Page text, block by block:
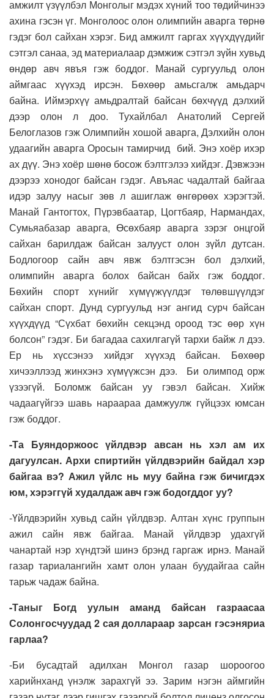
амжилт үзүүлбэл Монголыг мэдэх хүний тоо төдийчинээ
ахина гэсэн үг. Монголоос олон олимпийн аварга төрнө
гэдэг бол сайхан хэрэг. Бид амжилт гаргах хүүхдүүдийг
сэтгэл санаа, эд материалаар дэмжиж сэтгэл зүйн хувьд
өндөр авч явъя гэж боддог. Манай сургуульд олон
аймгаас хүүхэд ирсэн. Бөхөөр амьсгалж амьдарч
байна. Иймэрхүү амьдралтай байсан бөхчүүд дэлхий
дээр олон л доо. Тухайлбал Анатолий Сергей
Белоглазов гэж Олимпийн хошой аварга, Дэлхийн олон
удаагийн аварга Оросын тамирчид бий. Энэ хоёр ихэр
ах дүү. Энэ хоёр шөнө босож бэлтгэлээ хийдэг. Дэвжээн
дээрээ хонодог байсан гэдэг. Авъяас чадалтай байгаа
идэр залуу насыг зөв л ашиглаж өнгөрөөх хэрэгтэй.
Манай Гантогтох, Пүрэвбаатар, Цогтбаяр, Нармандах,
Сумьяабазар аварга, Өсөхбаяр аварга зэрэг онцгой
сайхан барилдаж байсан залууст олон зүйл дутсан.
Бодлогоор сайн авч явж бэлтгэсэн бол дэлхий,
олимпийн аварга болох байсан байх гэж боддог.
Бөхийн спорт хүнийг хүмүүжүүлдэг төлөвшүүлдэг
сайхан спорт. Дунд сургуульд нэг ангид сурч байсан
хүүхдүүд “Сүхбат бөхийн секцэнд ороод тэс өөр хүн
болсон” гэдэг. Би багадаа сахилгагүй тархи байж л дээ.
Ер нь хүссэнээ хийдэг хүүхэд байсан. Бөхөөр
хичээллээд жинхэнэ хүмүүжсэн дээ. Би олимпод орж
үзээгүй. Боломж байсан уу гэвэл байсан. Хийж
чадаагүйгээ шавь нараараа дамжуулж гүйцээх юмсан
гэж боддог.
-Та Буяндоржоос үйлдвэр авсан нь хэл ам их
дагуулсан. Архи спиртийн үйлдвэрийн байдал хэр
байгаа вэ? Ажил үйлс нь муу байна гэж бичигдэх
юм, хэрэггүй худалдаж авч гэж бодогддог уу?
-Үйлдвэрийн хувьд сайн үйлдвэр. Алтан хүнс группын
ажил сайн явж байгаа. Манай үйлдвэр удахгүй
чанартай нэр хүндтэй шинэ брэнд гаргаж ирнэ. Манай
газар тариалангийн хамт олон улаан буудайгаа сайн
тарьж чадаж байна.
-Таныг Богд уулын аманд байсан газраасаа
Солонгосчуудад 2 сая доллараар зарсан гэсэняриа
гарлаа?
-Би бусадтай адилхан Монгол газар шороогоо
харийнханд үнэлж зарахгүй ээ. Зарим нэгэн аймгийн